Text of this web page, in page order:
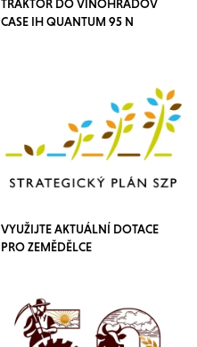
TRAKTOR DO VINOHRADOV
CASE IH QUANTUM 95 N
VYUŽIJTE AKTUÁLNÍ DOTACE
PRO ZEMĚDĚLCE